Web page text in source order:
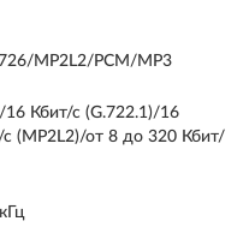
MP2L2/PCM/MP3
Кбит/с (G.722.1)/16
(MP2L2)/от 8 до 320 Кбит/